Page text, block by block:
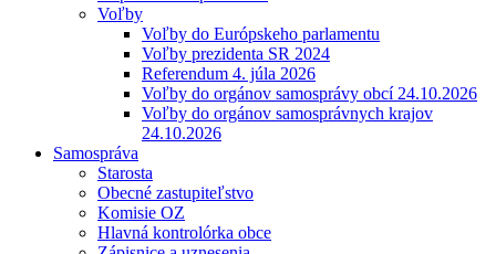
Voľby
Voľby do Európskeho parlamentu
Voľby prezidenta SR 2024
Referendum 4. júla 2026
Voľby do orgánov samosprávy obcí 24.10.2026
Voľby do orgánov samosprávnych krajov
24.10.2026
Samospráva
Starosta
Obecné zastupiteľstvo
Komisie OZ
Hlavná kontrolórka obce